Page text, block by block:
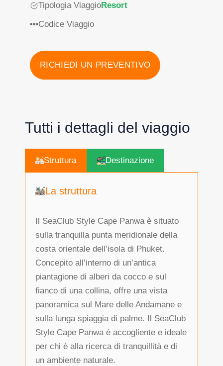
Tipologia ViaggioResort
Codice Viaggio
RICHIEDI UN PREVENTIVO
Tutti i dettagli del viaggio
Struttura Destinazione
La struttura
Il SeaClub Style Cape Panwa è situato
sulla tranquilla punta meridionale della
costa orientale dell’isola di Phuket.
Concepito all’interno di un’antica
piantagione di alberi da cocco e sul
fianco di una collina, offre una vista
panoramica sul Mare delle Andamane e
sulla lunga spiaggia di palme. Il SeaClub
Style Cape Panwa è accogliente e ideale
per chi è alla ricerca di tranquillità e di
un ambiente naturale.